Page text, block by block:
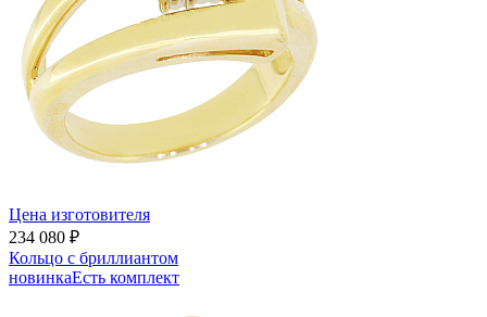
Цена изготовителя
234 080 ₽
Кольцо с бриллиантом
новинкаЕсть комплект